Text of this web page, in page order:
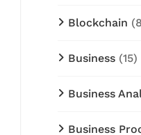
Blockchain
Business (15)
Business
Business